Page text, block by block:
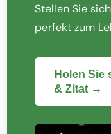
Stellen Sie
perfekt zum
Holen Sie
& Zitat →